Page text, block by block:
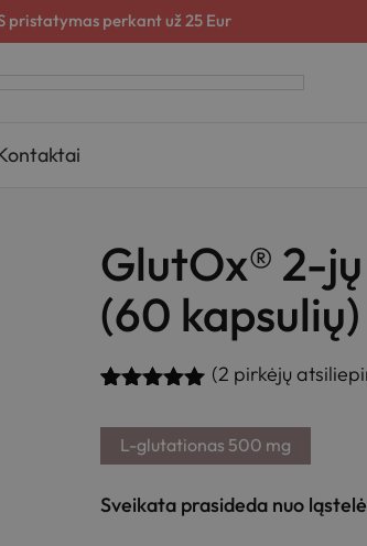
pristatymas perkant už 25 Eur
GlutOx® 2-
(60 kapsulių)
5.00iš 5
(viso
įvertinimų:)
(2 pirkėjų
L-glutationas 500 mg
Sveikata prasideda nuo